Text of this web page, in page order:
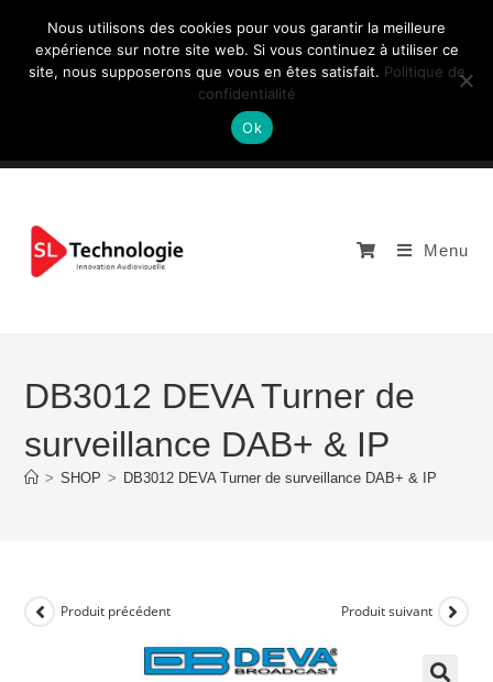
NOUS CONTACTEZ: +33 (0)4 77 81 49 35
Menu
DB3012 DEVA Turner de
surveillance DAB+ & IP
> SHOP > DB3012 DEVA Turner de surveillance DAB+ & IP
Produit précédent Produit suivant
Nous utilisons des cookies pour vous garantir la meilleure
expérience sur notre site web. Si vous continuez à utiliser ce
site, nous supposerons que vous en êtes satisfait. Politique de
confidentialité
Ok